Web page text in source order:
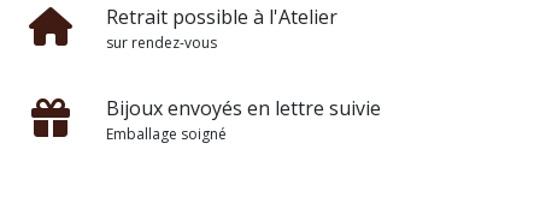
Retrait possible à l'Atelier
sur rendez-vous
Bijoux envoyés en lettre suivie
Emballage soigné